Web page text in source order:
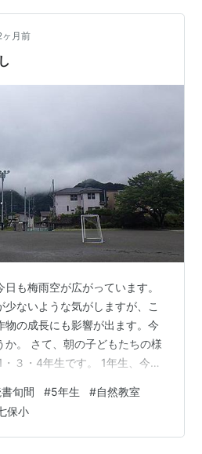
ヶ月前
も梅雨空が広がっています。
少ないような気がしますが、こ
物の成長にも影響が出ます。今
か。 さて、朝の子どもたちの様
３・4年生です。 1年生、今日
3年生は朝学習を始めていま
は2人お休みのようです。 小さ
さんのおすすめの本の掲示が始
旬間 #5年生 #自然教室
保小